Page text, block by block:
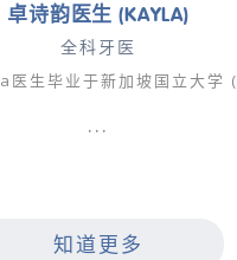
卓诗韵医生 (KAYLA)
全科牙医
医生毕业于新加坡国立大学 (
知道更多